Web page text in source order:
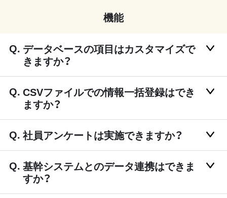
機能
データベースの項目はカスタマイズで
きますか？
CSVファイルでの情報一括登録はでき
ますか？
社員アンケートは実施できますか？
基幹システムとのデータ連携はできま
すか？